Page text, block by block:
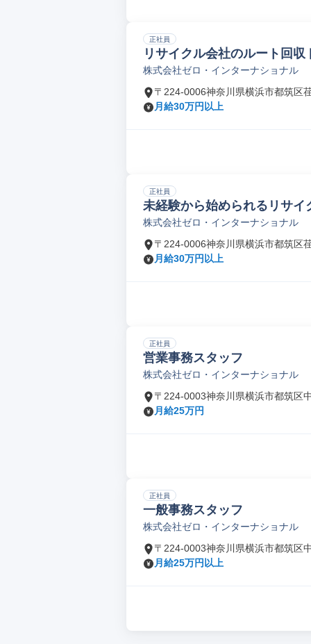
正社員
リサイクル会社のルート回収
株式会社ゼロ・インターナショナル
〒224-0006神奈川県横浜市都筑区
月給30万円以上
正社員
未経験から始められるリサ
株式会社ゼロ・インターナショナル
〒224-0006神奈川県横浜市都筑区
月給30万円以上
正社員
営業事務スタッフ
株式会社ゼロ・インターナショナル
〒224-0003神奈川県横浜市都筑区
月給25万円
正社員
一般事務スタッフ
株式会社ゼロ・インターナショナル
〒224-0003神奈川県横浜市都筑区
月給25万円以上